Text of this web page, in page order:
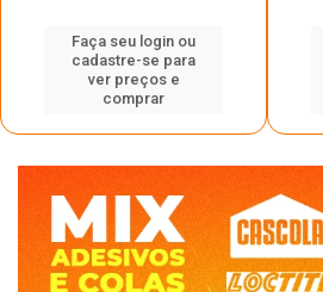
Faça seu login ou
cadastre-se para
ver preços e
comprar